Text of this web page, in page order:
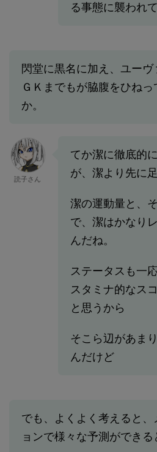
る事態に襲われ
閃堂に黒名に加え、ユーヴ
ＧＫまでもが脇腹をひねっ
か。
読子さん
てか潔に徹底的
が、潔より先に
潔の運動量と、
で、潔はかなり
んだね。
ステータスも一
スタミナ的なス
と思うから
そこら辺があま
んだけど
でも、よくよく考えると、
ョンで様々な予測ができる